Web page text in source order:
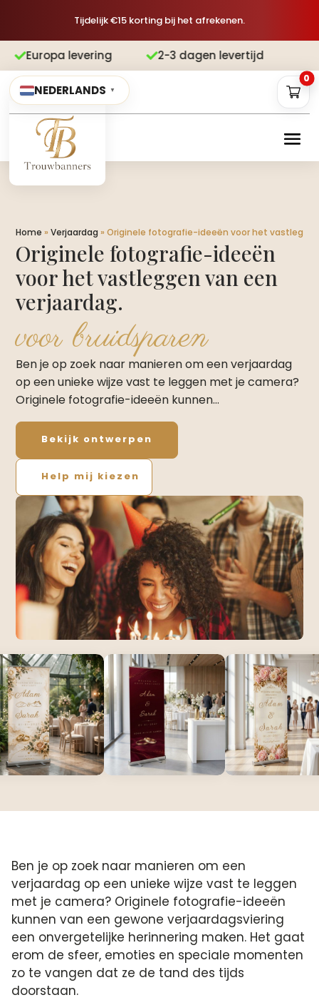
Tijdelijk €15 korting bij het afrekenen.
2-3 dagen levertijd 
NEDERLANDS ▼
0
Home »Verjaardag »Originele fotografie-ideeën voor het
Originele fotografie-ideeën
voor het vastleggen van een
verjaardag.​
voor bruidsparen
Ben je op zoek naar manieren om een verjaardag
op een unieke wijze vast te leggen met je camera?
Originele fotografie-ideeën kunnen…
Bekijk ontwerpen
Help mij kiezen
Ben je op zoek naar manieren om een
verjaardag op een unieke wijze vast te leggen
met je camera? Originele fotografie-ideeën
kunnen van een gewone verjaardagsviering
een onvergetelijke herinnering maken.​ Het gaat
erom de sfeer, emoties en speciale momenten
zo te vangen dat ze de tand des tijds
doorstaan.​